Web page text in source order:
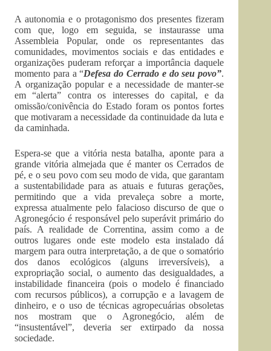
A autonomia e o protagonismo dos presentes fizeram
com que, logo em seguida, se instaurasse uma
Assembleia Popular, onde os representantes das
comunidades, movimentos sociais e das entidades e
organizações puderam reforçar a importância daquele
momento para a “Defesa do Cerrado e do seu povo”.
A organização popular e a necessidade de manter-se
em “alerta” contra os interesses do capital, e da
omissão/conivência do Estado foram os pontos fortes
que motivaram a necessidade da continuidade da luta e
da caminhada.
Espera-se que a vitória nesta batalha, aponte para a
grande vitória almejada que é manter os Cerrados de
pé, e o seu povo com seu modo de vida, que garantam
a sustentabilidade para as atuais e futuras gerações,
permitindo que a vida prevaleça sobre a morte,
expressa atualmente pelo falacioso discurso de que o
Agronegócio é responsável pelo superávit primário do
país. A realidade de Correntina, assim como a de
outros lugares onde este modelo esta instalado dá
margem para outra interpretação, a de que o somatório
dos danos ecológicos (alguns irreversíveis), a
expropriação social, o aumento das desigualdades, a
instabilidade financeira (pois o modelo é financiado
com recursos públicos), a corrupção e a lavagem de
dinheiro, e o uso de técnicas agropecuárias obsoletas
nos mostram que o Agronegócio, além de
“insustentável”, deveria ser extirpado da nossa
sociedade.